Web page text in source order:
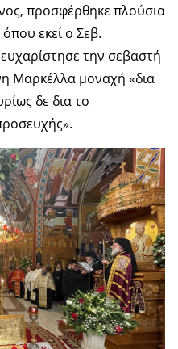
προσφέρθηκε πλούσια
εκεί ο Σεβ.
την σεβαστή
Μαρκέλλα μοναχή «δια
δε δια το